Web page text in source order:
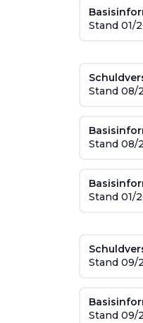
Stand 01/
Stand 08/
Stand 08/
Stand 01/
Stand 09/
Stand 09/